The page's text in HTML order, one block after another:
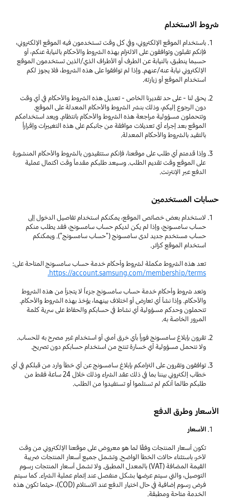
شروط الاستخدام
باستخدام الموقع الإلكتروني، وفي كل وقت تستخدمون فيه الموقع الإلكتروني،
فإنكم تقبلون وتوافقون على الالتزام بهذه الشروط والأحكام بالنيابة عنكم، أو
حسبما ينطبق، بالنيابة عن الطرف أو الأطراف الذي/الذين تستخدمون الموقع
الإلكتروني نيابة عنه/عنهم. وإذا لم توافقوا على هذه الشروط، فلا يجوز لكم
استخدام الموقع أو زيارته.
يحق لنا - على حد تقديرنا الخاص - تعديل هذه الشروط والأحكام في أي وقت
دون الرجوع إليكم، وذلك بنشر الشروط والأحكام المعدلة على الموقع.
وتتحملون مسؤولية مراجعة هذه الشروط والأحكام بانتظام. ويعد استخدامكم
الموقع بعد إجراء أي تعديلات موافقة من جانبكم على هذه التغييرات وإقراراً
بالتقيد بالشروط والأحكام المعدلة.
وإذا قدمتم أي طلب على موقعنا، فإنكم ستتقيدون بالشروط والأحكام المنشورة
على الموقع وقت تقديم الطلب. وسيعد طلبكم مقدماً وقت اكتمال عملية
الدفع عبر الإنترنت.
حسابات المستخدمين
لاستخدام بعض خصائص الموقع، يمكنكم استخدام تفاصيل الدخول إلى
حساب سامسونج، وإذا لم يكن لديكم حساب سامسونج، فقد يطلب منكم
حساب مستخدم جديد لدى سامسونج ("حساب سامسونج"). ويمكنكم
استخدام الموقع كزائر.
تعد هذه الشروط مكملة لشروط وأحكام خدمة حساب سامسونج المتاحة على:
https://account.samsung.com/membership/terms.
وتعد شروط وأحكام خدمة حساب سامسونج جزءاً لا يتجزأ من هذه الشروط
والأحكام. وإذا نشأ أي تعارض أو اختلاف بينهما، يؤخذ بهذه الشروط والأحكام.
تتحملون وحدكم مسؤولية أي نشاط في حسابكم والحفاظ على سرية كلمة
المرور الخاصة به.
تقرون بإبلاغ سامسونج فوراً بأي خرق أمني أو استخدام غير مصرح به للحساب.
ولا نتحمل مسؤولية أي خسارة تنتج من استخدام حسابكم دون تصريح.
توافقون وتقرون على التزامكم بإبلاغ سامسونج عن أي خطأ وارد من قبلكم في أي
خطاب إلكتروني بيننا بما في ذلك عقد الشراء وذلك خلال 24 ساعة فقط من
طلبكم طالما أنكم لم تستلموا أو تستفيدوا من الطلب.
الأسعار وطرق الدفع
الأسعار
تكون أسعار المنتجات وفقًا لما هو معروض على موقعنا الإلكتروني من وقت
لآخر، باستثناء حالات الخطأ الواضح. وتشمل جميع أسعار المنتجات ضريبة
القيمة المضافة (VAT) بالمعدل المطبق. ولا تشمل أسعار المنتجات رسوم
التوصيل، والتي سيتم عرضها بشكل منفصل عند إتمام عملية الشراء. كما سيتم
فرض رسوم إضافية في حال اختيار الدفع عند الاستلام (COD)، حيثما تكون هذه
الخدمة متاحة ومطبقة.